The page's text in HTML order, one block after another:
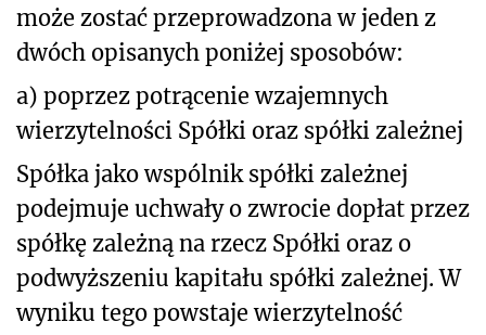
może zostać przeprowadzona w jeden z
dwóch opisanych poniżej sposobów:
a) poprzez potrącenie wzajemnych
wierzytelności Spółki oraz spółki zależnej
Spółka jako wspólnik spółki zależnej
podejmuje uchwały o zwrocie dopłat przez
spółkę zależną na rzecz Spółki oraz o
podwyższeniu kapitału spółki zależnej. W
wyniku tego powstaje wierzytelność